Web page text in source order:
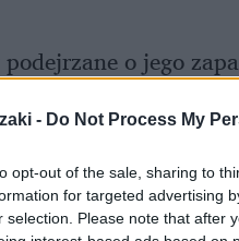
- Do Not Process My
opt-out of the sale, sharing to
for targeted advertising
selection. Please note that after
o jego
w noworoczną noc
zadzwonili po
orangutany,